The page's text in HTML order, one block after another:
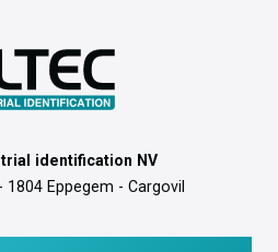
identification NV
1804 Eppegem - Cargovil